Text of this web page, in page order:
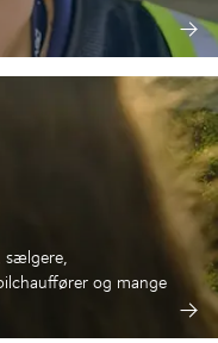
sælgere,
og mange